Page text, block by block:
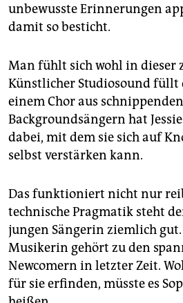
unbewusste Erinnerungen
damit so besticht.
Man fühlt sich wohl in dieser
Künstlicher Studiosound füllt
einem Chor aus schnippenden
Backgroundsängern hat
dabei, mit dem sie sich auf
selbst verstärken kann.
Das funktioniert nicht nur
technische Pragmatik steht
jungen Sängerin ziemlich
Musikerin gehört zu den
Newcomern in letzter Zeit.
für sie erfinden, müsste es